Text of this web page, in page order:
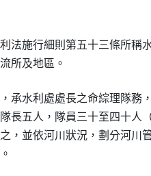
利法施行細則第五十三條所稱
所及地區。
承水利處處長之命綜理隊務
隊長五人，隊員三十至四十人
之，並依河川狀況，劃分河川